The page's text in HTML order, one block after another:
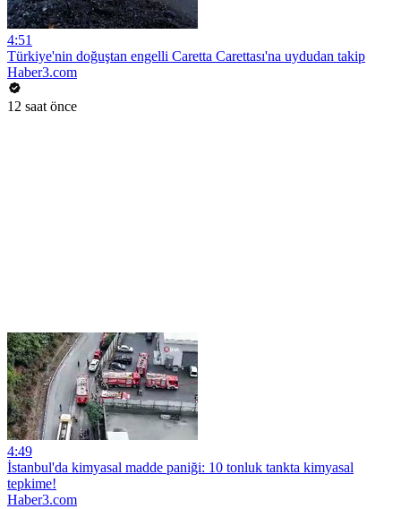
4:51
Türkiye'nin doğuştan engelli Caretta Carettası'na uydudan takip
Haber3.com
12 saat önce
4:49
İstanbul'da kimyasal madde paniği: 10 tonluk tankta kimyasal
tepkime!
Haber3.com